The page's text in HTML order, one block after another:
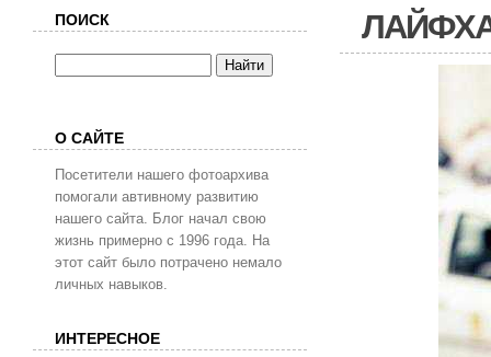
ПОИСК
О САЙТЕ
Посетители нашего фотоархива
помогали автивному развитию
нашего сайта. Блог начал свою
жизнь примерно с 1996 года. На
этот сайт было потрачено немало
личных навыков.
ИНТЕРЕСНОЕ